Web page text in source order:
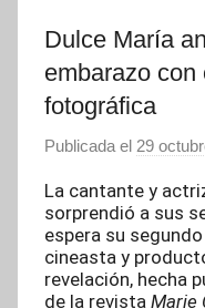
Dulce María
embarazo con
fotográfica
Publicada el 29
La cantante y
sorprendió a sus
espera su
cineasta y
revelación, hecha
de la revista Marie